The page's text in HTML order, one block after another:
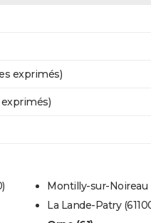
exprimés)
Montilly-sur-Noireau
La Lande-Patry